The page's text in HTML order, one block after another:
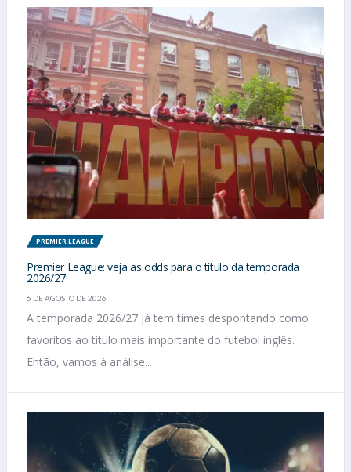
PREMIER LEAGUE
Premier League: veja as odds para o título da temporada
2026/27
6 DE AGOSTO DE 2026
A temporada 2026/27 já tem times despontando como
favoritos ao título mais importante do futebol inglês.
Então, vamos à análise...